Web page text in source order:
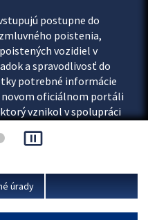
postupne do
poistenia,
vozidiel v
a spravodlivosť do
potrebné informácie
novom oficiálnom portáli
vznikol v spolupráci
vnútra SR.
pause_presentation
úrady